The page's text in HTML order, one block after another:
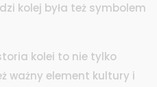
kolej była też symbolem
kolei to nie tylko
ważny element kultury i